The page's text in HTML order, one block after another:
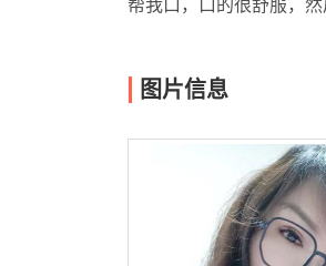
帮我口，口的很舒服，
图片信息